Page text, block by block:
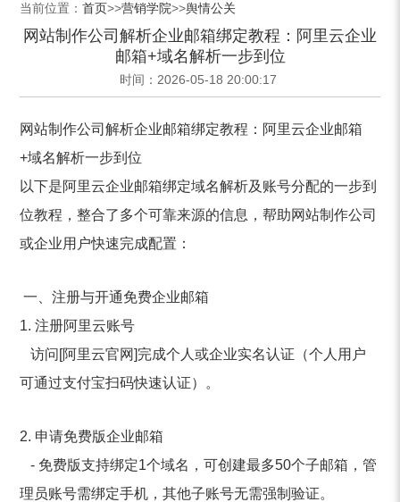
当前位置：首页>>营销学院>>舆情公关
网站制作公司解析企业邮箱绑定教程：阿里云企业
邮箱+域名解析一步到位
时间：2026-05-18 20:00:17
网站制作公司解析企业邮箱绑定教程：阿里云企业邮箱
+域名解析一步到位
以下是阿里云企业邮箱绑定域名解析及账号分配的一步到
位教程，整合了多个可靠来源的信息，帮助网站制作公司
或企业用户快速完成配置：
一、注册与开通免费企业邮箱
1. 注册阿里云账号
访问[阿里云官网]完成个人或企业实名认证（个人用户
可通过支付宝扫码快速认证）。
2. 申请免费版企业邮箱
- 免费版支持绑定1个域名，可创建最多50个子邮箱，管
理员账号需绑定手机，其他子账号无需强制验证。